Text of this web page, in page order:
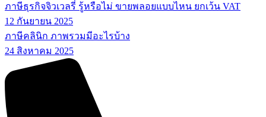
ภาษีธุรกิจจิวเวลรี่ รู้หรือไม่ ขายพลอยแบบไหน ยกเว้น VAT
12 กันยายน 2025
ภาษีคลินิก ภาพรวมมีอะไรบ้าง
24 สิงหาคม 2025